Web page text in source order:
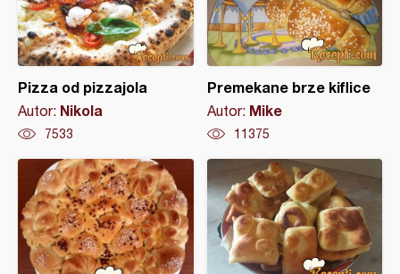
Pizza od pizzajola
Autor: Nikola
7533
Premekane brze kiflice
Autor: Mike
11375